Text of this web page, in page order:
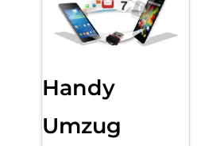
Handy
Umzug